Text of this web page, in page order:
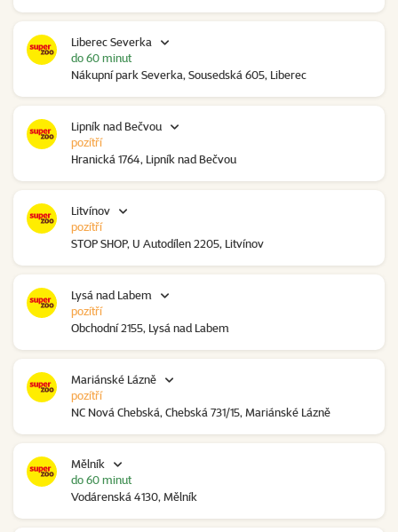
Liberec Severka
Nákupní park Severka, Sousedská 605, Liberec
do 60 minut
Lipník nad Bečvou
Hranická 1764, Lipník nad Bečvou
pozítří
Litvínov
STOP SHOP, U Autodílen 2205, Litvínov
pozítří
Lysá nad Labem
Obchodní 2155, Lysá nad Labem
pozítří
Mariánské Lázně
NC Nová Chebská, Chebská 731/15, Mariánské Lázně
pozítří
Mělník
Vodárenská 4130, Mělník
do 60 minut